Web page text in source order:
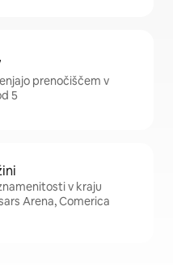
prenočiščem v
5
v kraju
Arena, Comerica